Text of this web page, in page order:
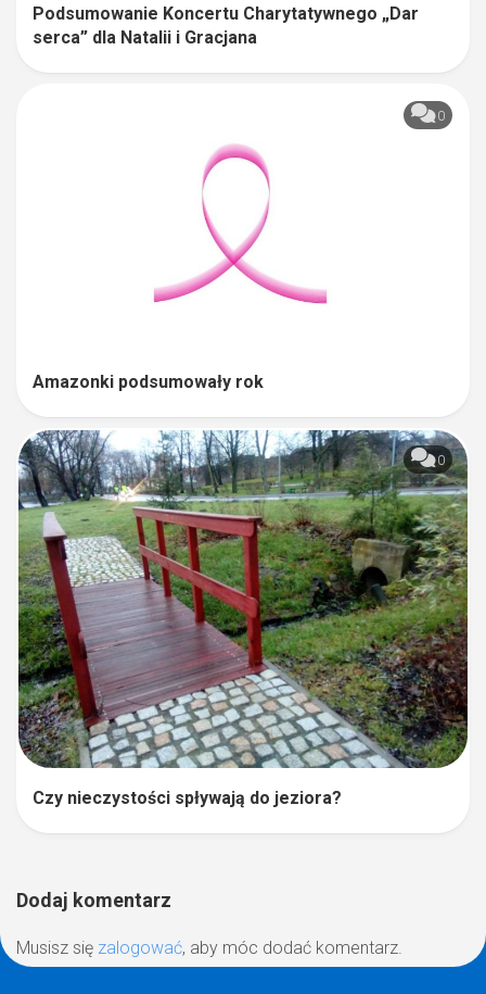
Podsumowanie Koncertu Charytatywnego „Dar
serca” dla Natalii i Gracjana
0
Amazonki podsumowały rok
0
Czy nieczystości spływają do jeziora?
Dodaj komentarz
Musisz się zalogować, aby móc dodać komentarz.